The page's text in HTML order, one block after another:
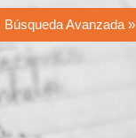
Búsqueda Avanzada »